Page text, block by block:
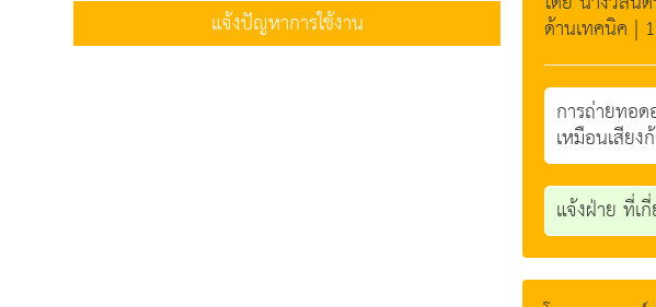
แจ้งปัญหาการใช้งาน
ด้านเทคนิค |
การถ่ายทอ
เหมือนเสียง
แจ้งฝ่าย ที่เ